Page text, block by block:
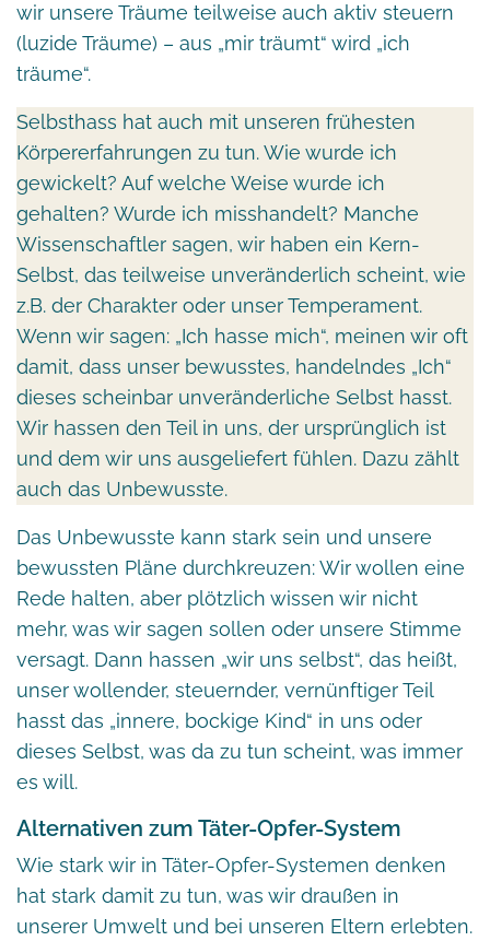
wir unsere Träume teilweise auch aktiv steuern
(luzide Träume) – aus „mir träumt“ wird „ich
träume“.
Selbsthass hat auch mit unseren frühesten
Körpererfahrungen zu tun. Wie wurde ich
gewickelt? Auf welche Weise wurde ich
gehalten? Wurde ich misshandelt? Manche
Wissenschaftler sagen, wir haben ein Kern-
Selbst, das teilweise unveränderlich scheint, wie
z.B. der Charakter oder unser Temperament.
Wenn wir sagen: „Ich hasse mich“, meinen wir oft
damit, dass unser bewusstes, handelndes „Ich“
dieses scheinbar unveränderliche Selbst hasst.
Wir hassen den Teil in uns, der ursprünglich ist
und dem wir uns ausgeliefert fühlen. Dazu zählt
auch das Unbewusste.
Das Unbewusste kann stark sein und unsere
bewussten Pläne durchkreuzen: Wir wollen eine
Rede halten, aber plötzlich wissen wir nicht
mehr, was wir sagen sollen oder unsere Stimme
versagt. Dann hassen „wir uns selbst“, das heißt,
unser wollender, steuernder, vernünftiger Teil
hasst das „innere, bockige Kind“ in uns oder
dieses Selbst, was da zu tun scheint, was immer
es will.
Alternativen zum Täter-Opfer-System
Wie stark wir in Täter-Opfer-Systemen denken
hat stark damit zu tun, was wir draußen in
unserer Umwelt und bei unseren Eltern erlebten.